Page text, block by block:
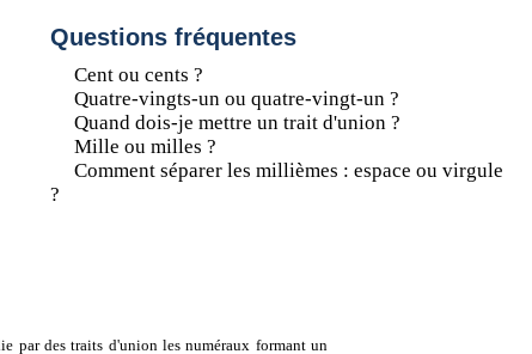
Questions fréquentes
Cent ou cents ?
Quatre-vingts-un ou quatre-vingt-un ?
Quand dois-je mettre un trait d'union ?
Mille ou milles ?
Comment séparer les millièmes : espace ou virgule
?
par des traits d'union les numéraux formant un